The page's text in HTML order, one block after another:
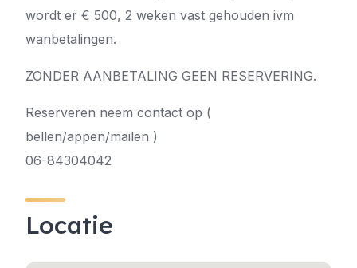
wordt er € 500, 2 weken vast gehouden ivm
wanbetalingen.
ZONDER AANBETALING GEEN RESERVERING.
Reserveren neem contact op (
bellen/appen/mailen )
06-84304042
Locatie